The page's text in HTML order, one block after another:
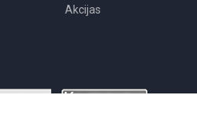
Akcijas